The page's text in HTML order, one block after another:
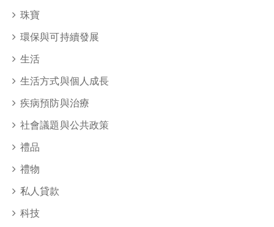
珠寶
環保與可持續發展
生活
生活方式與個人成長
疾病預防與治療
社會議題與公共政策
禮品
禮物
私人貸款
科技